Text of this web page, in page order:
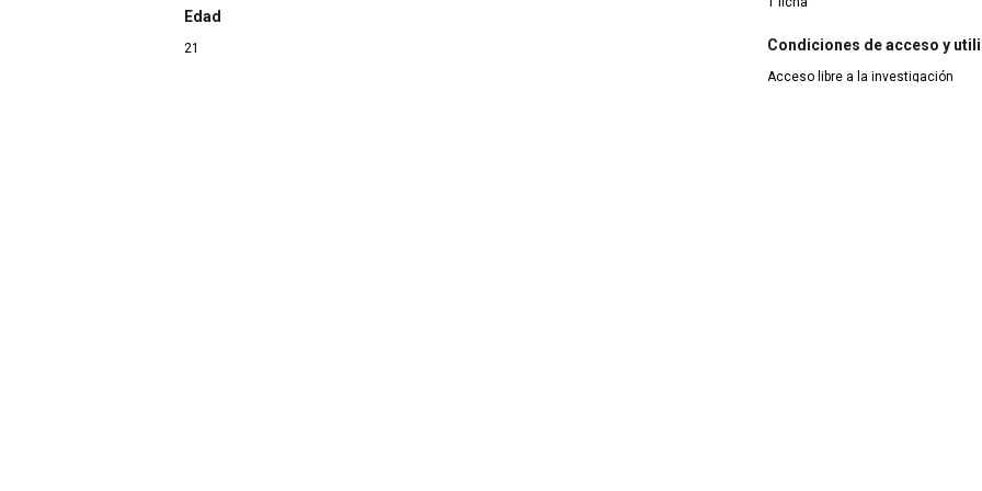
Edad
21 Condiciones de acceso y
Acceso libre a la investigación